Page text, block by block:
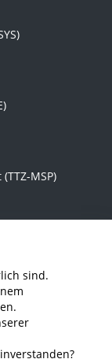
sind.
MSP)
Systeme
– Sozial- und